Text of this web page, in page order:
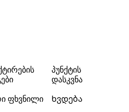
პუნქტის
დასკვნა
ფხვნილი Ხვდება